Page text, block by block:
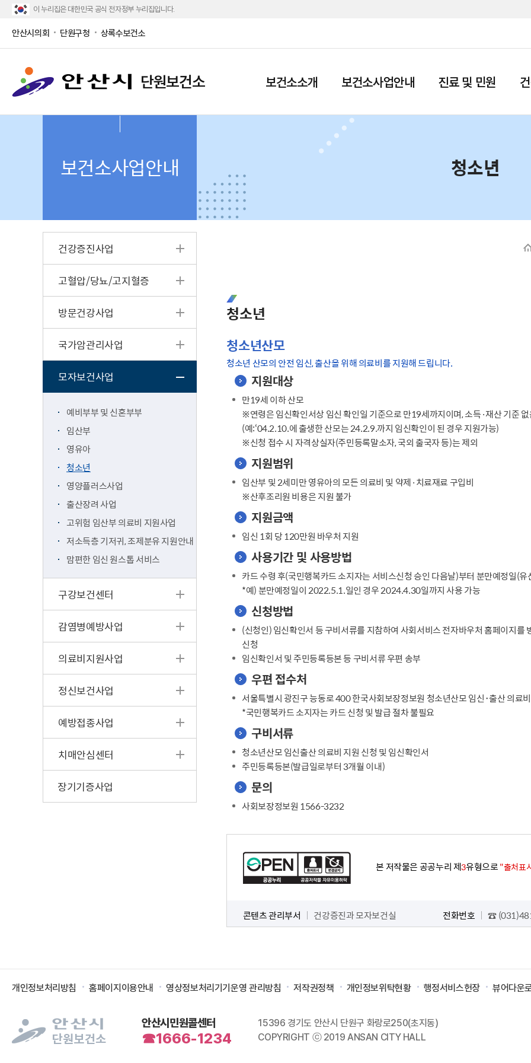
이 누리집은 대한민국 공식 전자정부 누리집입니다.
안산시의회 단원구청 상록수보건소
단원보건소 보건소소개 보건소사업안내 진료 및 민원
보건소사업안내 청소년
건강증진사업
고혈압/당뇨/고지혈증
방문건강사업
국가암관리사업
모자보건사업
예비부부 및 신혼부부
임산부
영유아
청소년
영양플러스사업
출산장려 사업
고위험 임산부 의료비 지원사업
저소득층 기저귀, 조제분유 지원안내
맘편한 임신 원스톱 서비스
구강보건센터
감염병예방사업
의료비지원사업
정신보건사업
예방접종사업
치매안심센터
장기기증사업
청소년
청소년산모
청소년 산모의 안전 임신, 출산을 위해 의료비를 지원해 드립니다.
지원대상
만19세 이하 산모
※연령은 임신확인서상 임신 확인일 기준으로 만19세까지이며, 소득·재산 기준
(예:‘04.2.10.에 출생한 산모는 24.2.9.까지 임신확인이 된 경우 지원가능)
※신청 접수 시 자격상실자(주민등록말소자, 국외 출국자 등)는 제외
지원범위
임산부 및 2세미만 영유아의 모든 의료비 및 약제·치료재료 구입비
※산후조리원 비용은 지원 불가
지원금액
임신 1회 당 120만원 바우처 지원
사용기간 및 사용방법
카드 수령 후(국민행복카드 소지자는 서비스신청 승인 다음날)부터 분만예정일(
*예) 분만예정일이 2022.5.1.일인 경우 2024.4.30일까지 사용 가능
신청방법
(신청인) 임신확인서 등 구비서류를 지참하여 사회서비스 전자바우처 홈페이지
신청
임신확인서 및 주민등록등본 등 구비서류 우편 송부
우편 접수처
서울특별시 광진구 능동로 400 한국사회보장정보원 청소년산모 임신･출산 의료
*국민행복카드 소지자는 카드 신청 및 발급 절차 불필요
구비서류
청소년산모 임신출산 의료비 지원 신청 및 임신확인서
주민등록등본(발급일로부터 3개월 이내)
문의
사회보장정보원 1566-3232
본 저작물은 공공누리 제3유형으로"출처표
콘텐츠 관리부서 건강증진과 모자보건실 전화번호 ☎
개인정보처리방침 홈페이지이용안내 영상정보처리기기운영 관리방침 저작권정책 개인정보위탁현황 행정서비스헌장 뷰어다운
안산시민원콜센터
☎1666-1234
15396 경기도 안산시 단원구 화랑로250(초지동)
COPYRIGHT ⓒ 2019 ANSAN CITY HALL